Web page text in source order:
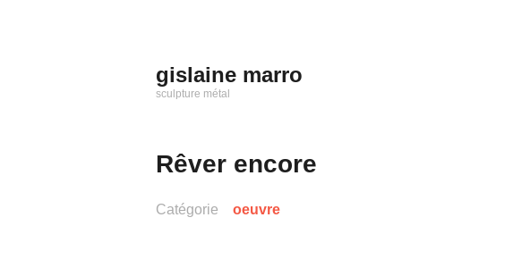
principal
gislaine marro
sculpture métal
Rêver encore
Catégorie oeuvre